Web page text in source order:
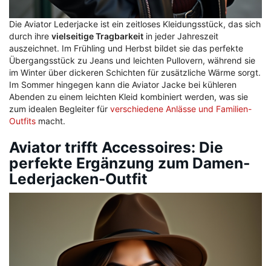
Die Aviator Lederjacke ist ein zeitloses Kleidungsstück, das sich
durch ihre vielseitige Tragbarkeit in jeder Jahreszeit
auszeichnet. Im Frühling und Herbst bildet sie das perfekte
Übergangsstück zu Jeans und leichten Pullovern, während sie
im Winter über dickeren Schichten für zusätzliche Wärme sorgt.
Im Sommer hingegen kann die Aviator Jacke bei kühleren
Abenden zu einem leichten Kleid kombiniert werden, was sie
zum idealen Begleiter für verschiedene Anlässe und Familien-
Outfits macht.
Aviator trifft Accessoires: Die
perfekte Ergänzung zum Damen-
Lederjacken-Outfit